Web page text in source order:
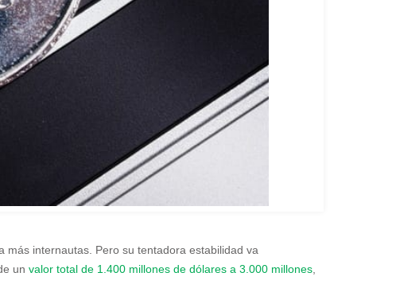
más internautas. Pero su tentadora estabilidad va
un valor total de 1.400 millones de dólares a 3.000 millones